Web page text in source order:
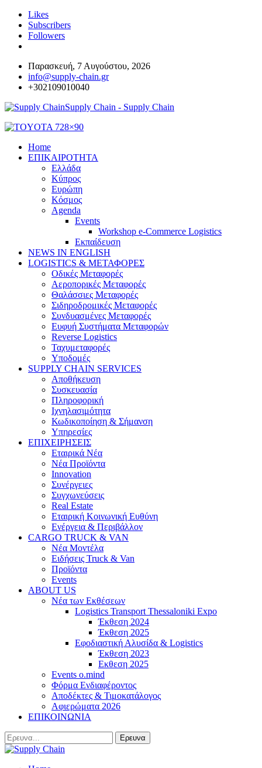
Likes
Subscribers
Followers
Παρασκευή, 7 Αυγούστου, 2026
info@supply-chain.gr
+302109010040
Supply Chain - Supply Chain
Home
ΕΠΙΚΑΙΡΟΤΗΤΑ
Ελλάδα
Κύπρος
Ευρώπη
Κόσμος
Agenda
Events
Workshop e-Commerce Logistics
Εκπαίδευση
NEWS IN ENGLISH
LOGISTICS & ΜΕΤΑΦΟΡΕΣ
Οδικές Μεταφορές
Αεροπορικές Μεταφορές
Θαλάσσιες Μεταφορές
Σιδηροδρομικές Μεταφορές
Συνδυασμένες Μεταφορές
Ευφυή Συστήματα Μεταφορών
Reverse Logistics
Ταχυμεταφορές
Υποδομές
SUPPLY CHAIN SERVICES
Αποθήκευση
Συσκευασία
Πληροφορική
Ιχνηλασιμότητα
Κωδικοποίηση & Σήμανση
Υπηρεσίες
ΕΠΙΧΕΙΡΗΣΕΙΣ
Εταιρικά Νέα
Νέα Προϊόντα
Innovation
Συνέργειες
Συγχωνεύσεις
Real Estate
Εταιρική Κοινωνική Ευθύνη
Ενέργεια & Περιβάλλον
CARGO TRUCK & VAN
Νέα Μοντέλα
Ειδήσεις Truck & Van
Προϊόντα
Events
ABOUT US
Νέα των Εκθέσεων
Logistics Transport Thessaloniki Expo
Έκθεση 2024
Έκθεση 2025
Εφοδιαστική Αλυσίδα & Logistics
Έκθεση 2023
Εκθεση 2025
Events o.mind
Φόρμα Ενδιαφέροντος
Αποδέκτες & Τιμοκατάλογος
Αφιερώματα 2026
ΕΠΙΚΟΙΝΩΝΙΑ